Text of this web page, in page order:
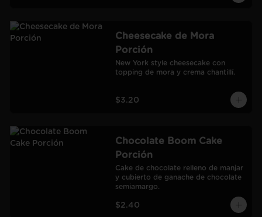
Cheesecake de Mora
Porción
New York style cheesecake con
topping de mora y crema chantillí.
$3.20
Chocolate Boom Cake
Porción
Cake de chocolate relleno de manjar
y cubierto de ganache de chocolate
semiamargo.
$2.40